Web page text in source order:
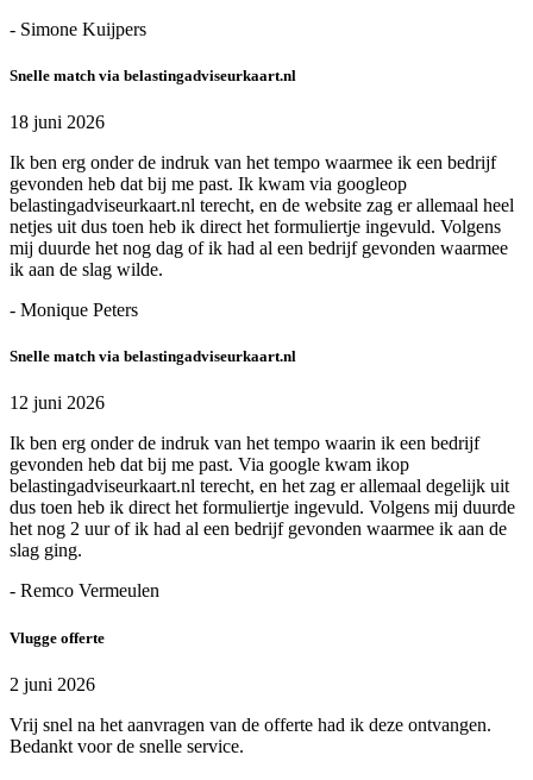
- Simone Kuijpers
Snelle match via belastingadviseurkaart.nl
18 juni 2026
Ik ben erg onder de indruk van het tempo waarmee ik een bedrijf
gevonden heb dat bij me past. Ik kwam via googleop
belastingadviseurkaart.nl terecht, en de website zag er allemaal heel
netjes uit dus toen heb ik direct het formuliertje ingevuld. Volgens
mij duurde het nog dag of ik had al een bedrijf gevonden waarmee
ik aan de slag wilde.
- Monique Peters
Snelle match via belastingadviseurkaart.nl
12 juni 2026
Ik ben erg onder de indruk van het tempo waarin ik een bedrijf
gevonden heb dat bij me past. Via google kwam ikop
belastingadviseurkaart.nl terecht, en het zag er allemaal degelijk uit
dus toen heb ik direct het formuliertje ingevuld. Volgens mij duurde
het nog 2 uur of ik had al een bedrijf gevonden waarmee ik aan de
slag ging.
- Remco Vermeulen
Vlugge offerte
2 juni 2026
Vrij snel na het aanvragen van de offerte had ik deze ontvangen.
Bedankt voor de snelle service.